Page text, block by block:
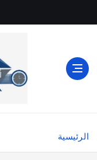
ل
الرئيسية